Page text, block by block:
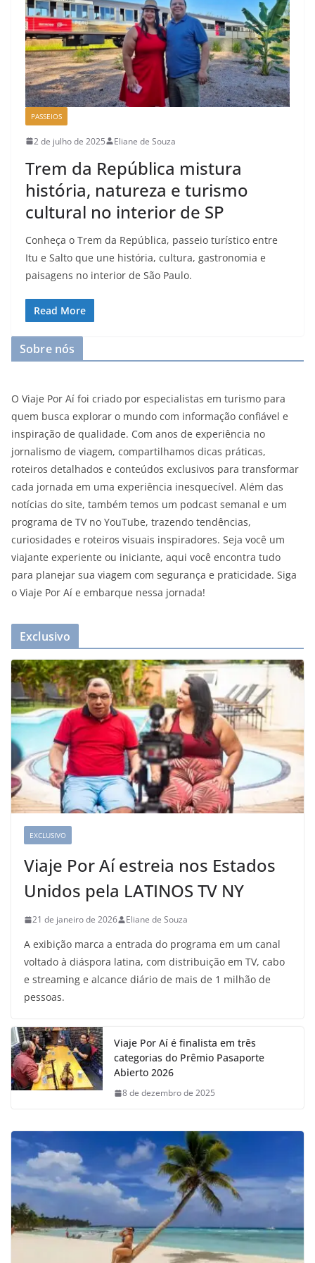
PASSEIOS
2 de julho de 2025 Eliane de Souza
Trem da República mistura
história, natureza e turismo
cultural no interior de SP
Conheça o Trem da República, passeio turístico entre
Itu e Salto que une história, cultura, gastronomia e
paisagens no interior de São Paulo.
Read More
Sobre nós
O Viaje Por Aí foi criado por especialistas em turismo para
quem busca explorar o mundo com informação confiável e
inspiração de qualidade. Com anos de experiência no
jornalismo de viagem, compartilhamos dicas práticas,
roteiros detalhados e conteúdos exclusivos para transformar
cada jornada em uma experiência inesquecível. Além das
notícias do site, também temos um podcast semanal e um
programa de TV no YouTube, trazendo tendências,
curiosidades e roteiros visuais inspiradores. Seja você um
viajante experiente ou iniciante, aqui você encontra tudo
para planejar sua viagem com segurança e praticidade. Siga
o Viaje Por Aí e embarque nessa jornada!
Exclusivo
EXCLUSIVO
Viaje Por Aí estreia nos Estados
Unidos pela LATINOS TV NY
21 de janeiro de 2026 Eliane de Souza
A exibição marca a entrada do programa em um canal
voltado à diáspora latina, com distribuição em TV, cabo
e streaming e alcance diário de mais de 1 milhão de
pessoas.
Viaje Por Aí é finalista em três
categorias do Prêmio Pasaporte
Abierto 2026
8 de dezembro de 2025